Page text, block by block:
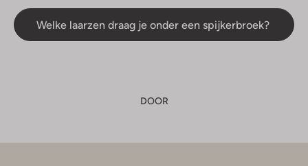
Welke laarzen draag je onder een spijkerbroek?
DOOR